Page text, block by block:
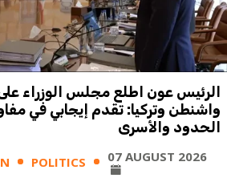
الرئيس عون اطلع مجلس الوزراء على
واشنطن وتركيا: تقدم إيجابي في
الحدود والأسرى
POLITICS 07 AUGUST 2026